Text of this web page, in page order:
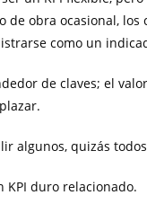
de obra ocasional,
como un
de claves; el
algunos, quizás
duro relacionado.